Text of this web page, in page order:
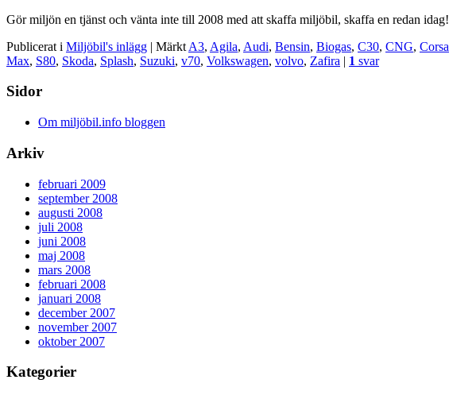
Gör miljön en tjänst och vänta inte till 2008 med att skaffa miljöbil, skaffa en redan idag!
Publicerat i Miljöbil's inlägg | Märkt A3, Agila, Audi, Bensin, Biogas, C30, CNG, Corsa
Max, S80, Skoda, Splash, Suzuki, v70, Volkswagen, volvo, Zafira | 1 svar
Sidor
Om miljöbil.info bloggen
Arkiv
februari 2009
september 2008
augusti 2008
juli 2008
juni 2008
maj 2008
mars 2008
februari 2008
januari 2008
december 2007
november 2007
oktober 2007
Kategorier